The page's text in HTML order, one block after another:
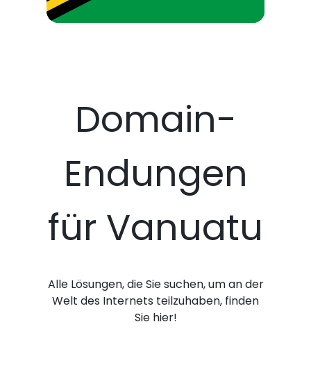
Domain-
Endungen
für Vanuatu
Alle Lösungen, die Sie suchen, um an der
Welt des Internets teilzuhaben, finden
Sie hier!